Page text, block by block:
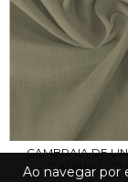
Ao navegar por
CAMBRAIA DE
ITALIANO 120